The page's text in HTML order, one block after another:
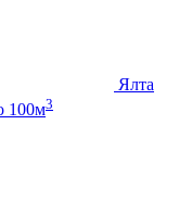
Ялта
100м3